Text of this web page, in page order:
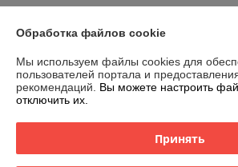
Контакты
Доставка и оплата
Обработка файлов cookie
Мы используем файлы cookies для
пользователей портала и
рекомендаций. Вы можете настроить
отключить их.
Принять